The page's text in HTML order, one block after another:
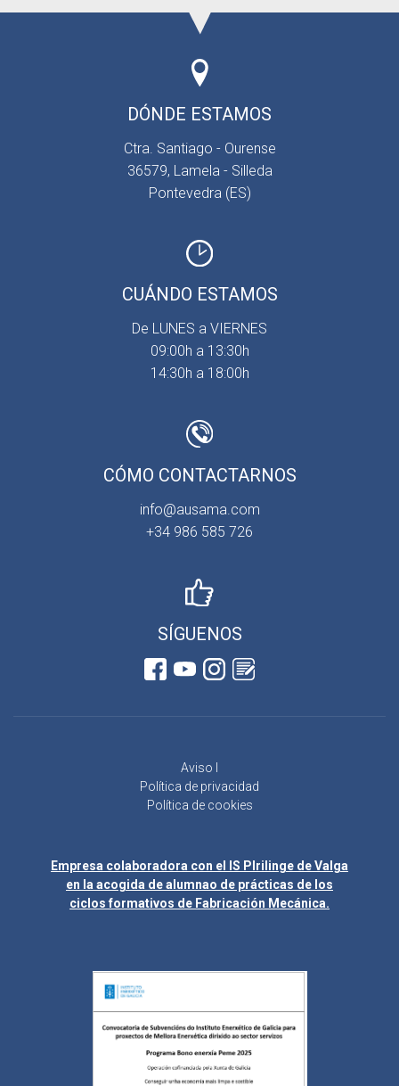
DÓNDE ESTAMOS
Ctra. Santiago - Ourense
36579, Lamela - Silleda
Pontevedra (ES)
CUÁNDO ESTAMOS
De LUNES a VIERNES
09:00h a 13:30h
14:30h a 18:00h
CÓMO CONTACTARNOS
info@ausama.com
+34 986 585 726
SÍGUENOS
Aviso l
Política de privacidad
Política de cookies
Empresa colaboradora con el IS Plrilinge de Valga
en la acogida de alumnao de prácticas de los
ciclos formativos de Fabricación Mecánica.